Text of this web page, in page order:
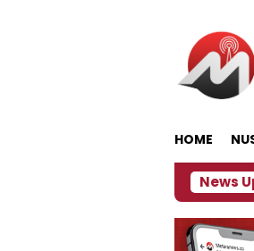
HOME
News
Dampak